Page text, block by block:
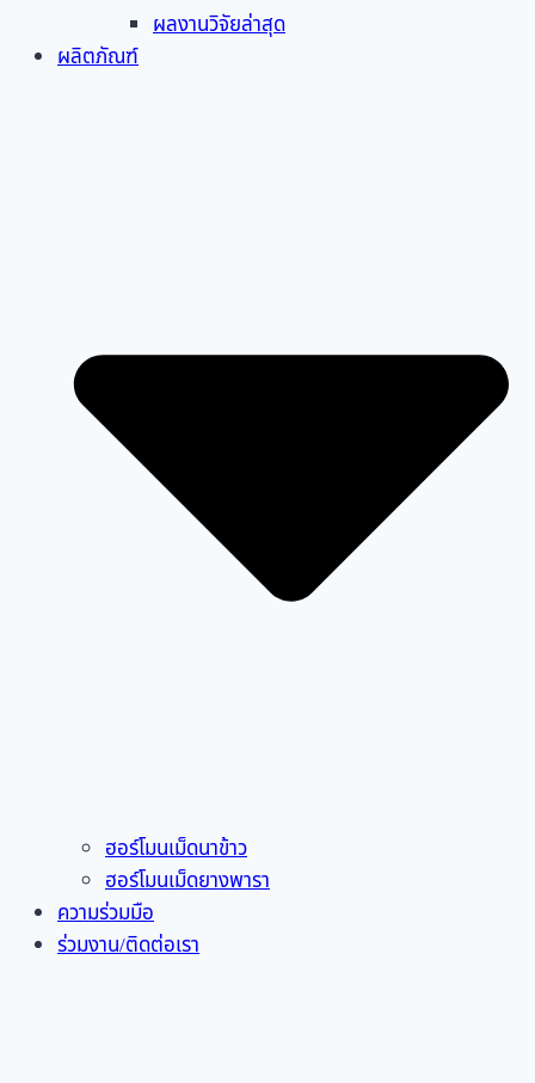
ผลงานวิจัยล่าสุด
ผลิตภัณฑ์
ฮอร์โมนเม็ดนาข้าว
ฮอร์โมนเม็ดยางพารา
ความร่วมมือ
ร่วมงาน/ติดต่อเรา